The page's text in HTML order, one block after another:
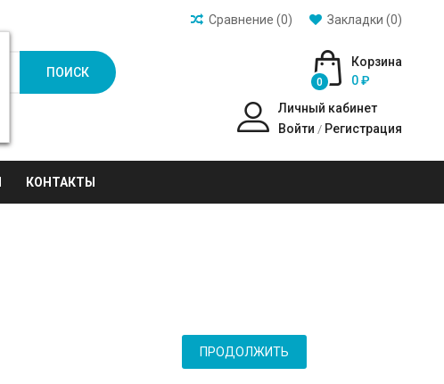
Закладки (0)
Сравнение (0)
ПОИСК
Корзина
0
0 ₽
Личный кабинет
Войти / Регистрация
КОНТАКТЫ
ПРОДОЛЖИТЬ